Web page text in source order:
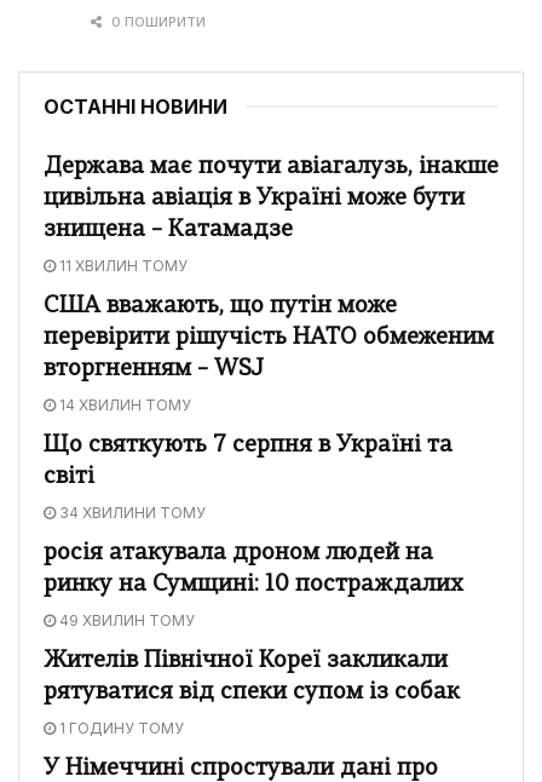
0 ПОШИРИТИ
ОСТАННІ НОВИНИ
Держава має почути авіагалузь, інакше
цивільна авіація в Україні може бути
знищена – Катамадзе
11 ХВИЛИН ТОМУ
США вважають, що путін може
перевірити рішучість НАТО обмеженим
вторгненням – WSJ
14 ХВИЛИН ТОМУ
Що святкують 7 серпня в Україні та
світі
34 ХВИЛИНИ ТОМУ
росія атакувала дроном людей на
ринку на Сумщині: 10 постраждалих
49 ХВИЛИН ТОМУ
Жителів Північної Кореї закликали
рятуватися від спеки супом із собак
1 ГОДИНУ ТОМУ
У Німеччині спростували дані про